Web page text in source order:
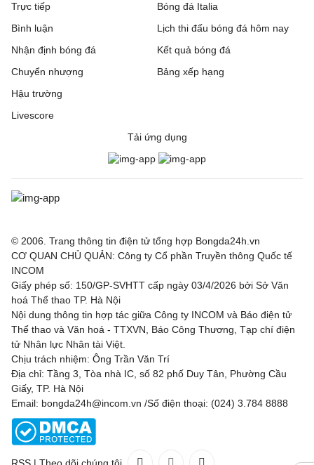
Trực tiếp
Bóng đá Italia
Bình luận
Nhận định bóng đá
Chuyển nhượng
Hậu trường
Livescore
Lịch thi đấu bóng đá hôm nay
Kết quả bóng đá
Bảng xếp hạng
Tải ứng dụng
© 2006. Trang thông tin điện tử tổng hợp Bongda24h.vn
CƠ QUAN CHỦ QUẢN: Công ty Cổ phần Truyền thông Quốc tế
INCOM
Giấy phép số: 150/GP-SVHTT cấp ngày 03/4/2026 bởi Sở Văn
hoá Thể thao TP. Hà Nội
Nội dung thông tin hợp tác giữa Công ty INCOM và Báo điện tử
Thể thao và Văn hoá - TTXVN, Báo Công Thương, Tạp chí điện
tử Nhân lực Nhân tài Việt.
Chịu trách nhiệm: Ông Trần Văn Trí
Địa chỉ: Tầng 3, Tòa nhà IC, số 82 phố Duy Tân, Phường Cầu
Giấy, TP. Hà Nội
Email: bongda24h@incom.vn /Số điện thoại: (024) 3.784 8888